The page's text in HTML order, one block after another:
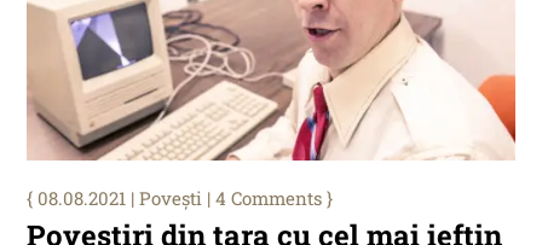
Povestiri din țara cu cel mai ieftin
08.08.2021 |Povești | 4 Comments